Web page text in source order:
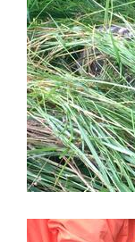
Image